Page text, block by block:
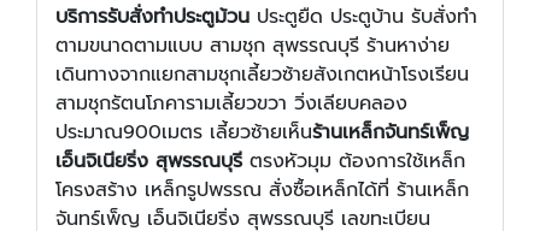
บริการรับสั่งทำประตูม้วน ประตูยืด ประตูบ้าน รับสั่งทำ
ตามขนาดตามแบบ สามชุก สุพรรณบุรี ร้านหาง่าย
เดินทางจากแยกสามชุกเลี้ยวซ้ายสังเกตหน้าโรงเรียน
สามชุกรัตนโภคารามเลี้ยวขวา วิ่งเลียบคลอง
ประมาณ900เมตร เลี้ยวซ้ายเห็นร้านเหล็กจันทร์เพ็ญ
เอ็นจิเนียริ่ง สุพรรณบุรี ตรงหัวมุม ต้องการใช้เหล็ก
โครงสร้าง เหล็กรูปพรรณ สั่งซื้อเหล็กได้ที่ ร้านเหล็ก
จันทร์เพ็ญ เอ็นจิเนียริ่ง สุพรรณบุรี เลขทะเบียน